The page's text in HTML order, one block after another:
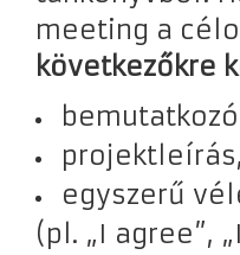
meeting a
következőkre
projektleírás,
egyszerű
(pl. „I agree”,